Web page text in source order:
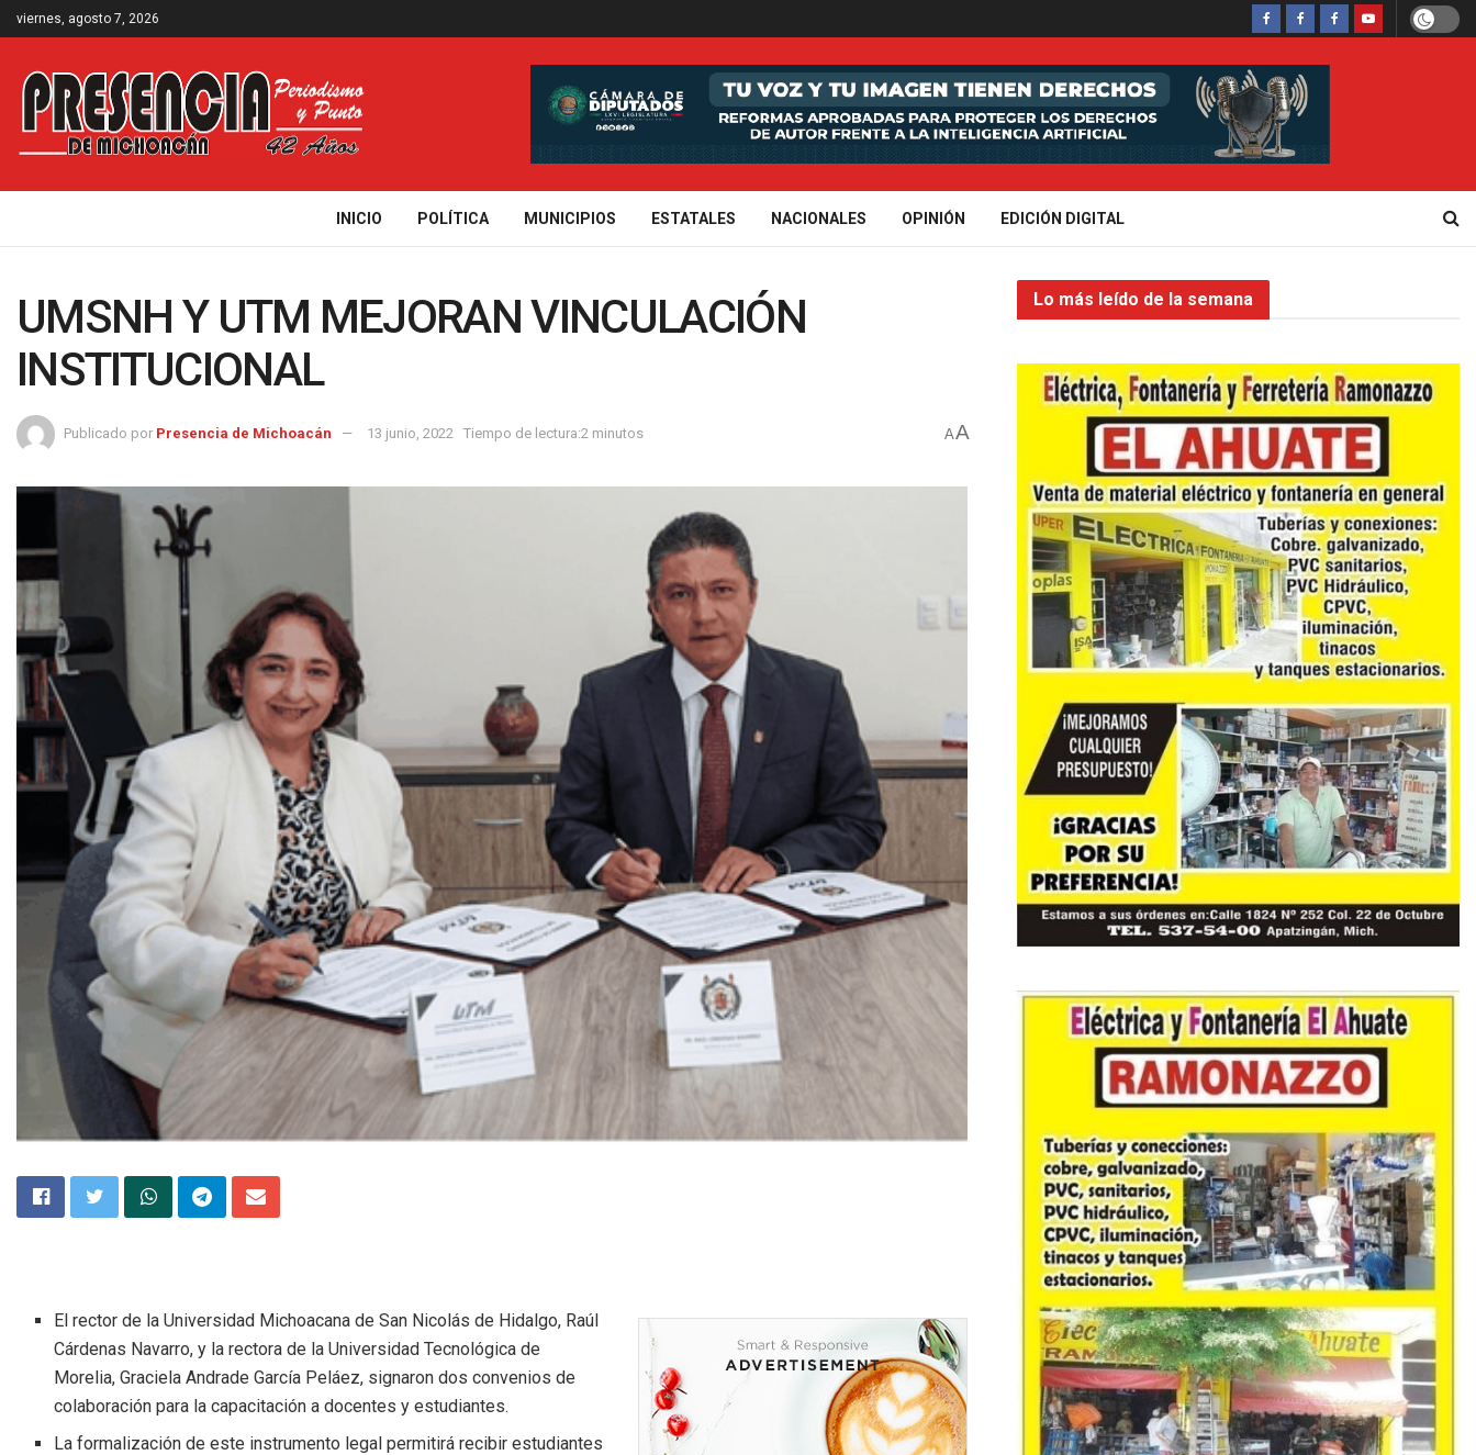
viernes, agosto 7, 2026
INICIO POLÍTICA MUNICIPIOS ESTATALES NACIONALES OPINIÓN EDICIÓN DIGITAL
UMSNH Y UTM MEJORAN VINCULACIÓN
INSTITUCIONAL
Publicado por Presencia de Michoacán 13 junio, 2022 Tiempo de lectura:2 minutos AA
El rector de la Universidad Michoacana de San Nicolás de Hidalgo, Raúl
Cárdenas Navarro, y la rectora de la Universidad Tecnológica de
Morelia, Graciela Andrade García Peláez, signaron dos convenios de
colaboración para la capacitación a docentes y estudiantes.
La formalización de este instrumento legal permitirá recibir estudiantes
Lo más leído de la semana